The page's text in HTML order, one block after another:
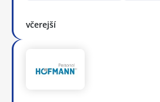
včerejší